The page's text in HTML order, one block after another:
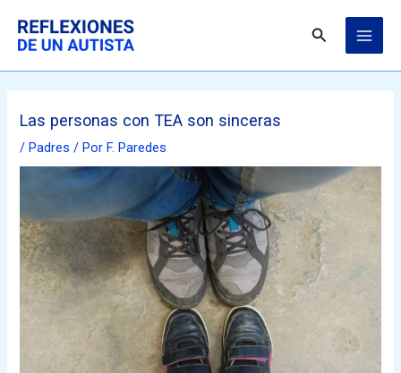
contenido
Buscar
Las personas con TEA son sinceras
/Padres / PorF. Paredes